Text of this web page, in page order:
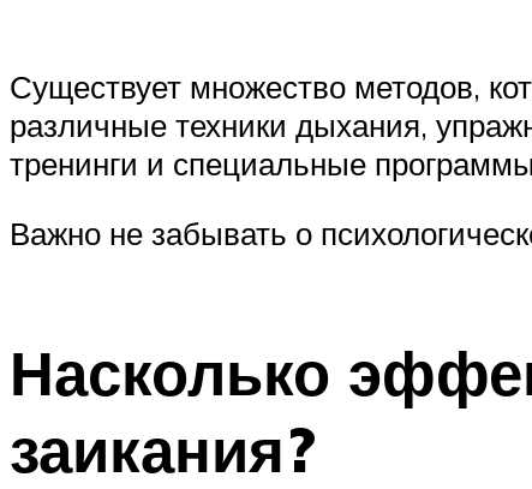
Существует множество методов,
различные техники дыхания,
тренинги и специальные программы
Важно не забывать о
Насколько
заикания?